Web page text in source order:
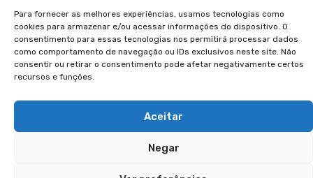
Para fornecer as melhores experiências, usamos tecnologias como
cookies para armazenar e/ou acessar informações do dispositivo. O
consentimento para essas tecnologias nos permitirá processar dados
como comportamento de navegação ou IDs exclusivos neste site. Não
consentir ou retirar o consentimento pode afetar negativamente certos
recursos e funções.
Aceitar
Negar